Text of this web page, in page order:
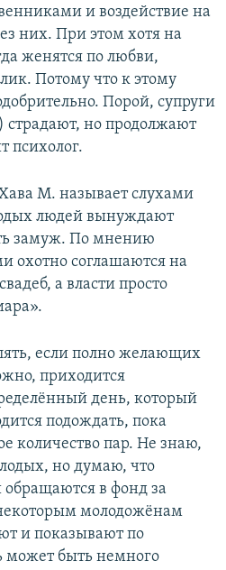
и воздействие на
них. При этом хотя на
женятся по любви,
Потому что к этому
Порой, супруги
но продолжают
психолог.
М. называет слухами
людей вынуждают
замуж. По мнению
соглашаются на
а власти просто
если полно желающих
приходится
день, который
подождать, пока
количество пар. Не знаю,
но думаю, что
в фонд за
молодожёнам
и показывают по
может быть немного